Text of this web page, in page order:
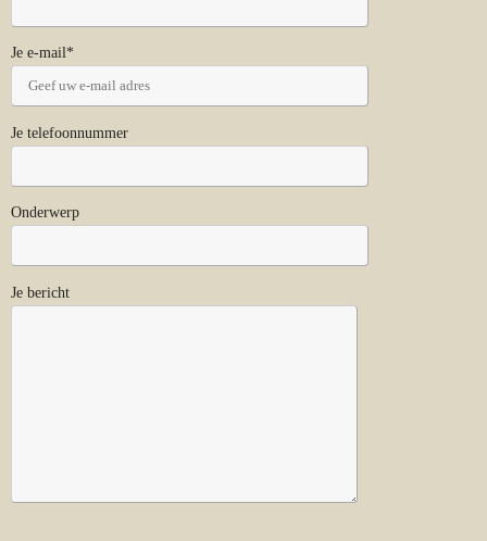
Je e-mail*
Je telefoonnummer
Onderwerp
Je bericht